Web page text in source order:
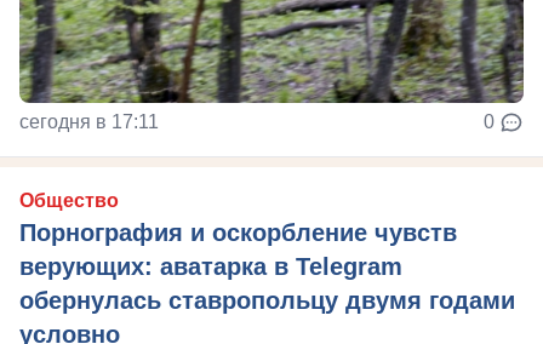
сегодня в 17:11 0
Общество
Порнография и оскорбление чувств
верующих: аватарка в Telegram
обернулась ставропольцу двумя годами
условно